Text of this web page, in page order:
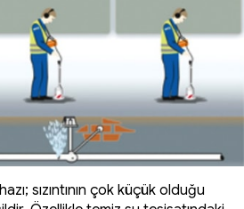
sızıntının çok küçük olduğu